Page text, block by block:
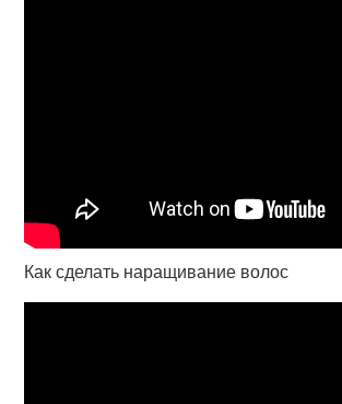
Как сделать наращивание волос